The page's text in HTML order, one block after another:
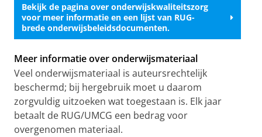
Bekijk de pagina over onderwijskwaliteitszorg
voor meer informatie en een lijst van RUG-
brede onderwijsbeleidsdocumenten.
Meer informatie over onderwijsmateriaal
Veel onderwijsmateriaal is auteursrechtelijk
beschermd; bij hergebruik moet u daarom
zorgvuldig uitzoeken wat toegestaan is. Elk jaar
betaalt de RUG/UMCG een bedrag voor
overgenomen materiaal.